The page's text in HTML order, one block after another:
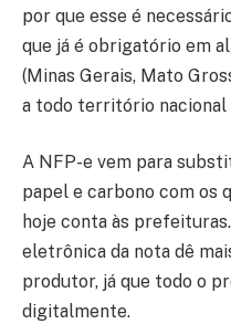
por que esse é
que já é obrigatório em
(Minas Gerais, Mato
a todo território nacional
A NFP-e vem para
papel e carbono com os
hoje conta às
eletrônica da nota dê
produtor, já que todo o
digitalmente.